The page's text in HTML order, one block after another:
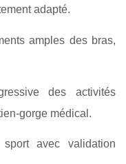
adapté.
amples des bras,
des activités
gorge médical.
avec validation